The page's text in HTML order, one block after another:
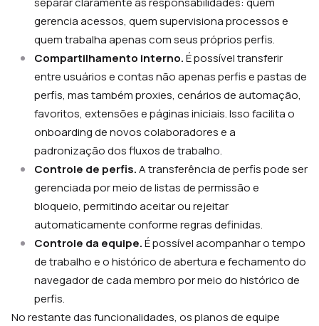
gerencia acessos, quem supervisiona processos e
quem trabalha apenas com seus próprios perfis.
Compartilhamento interno.É possível transferir
entre usuários e contas não apenas perfis e pastas de
perfis, mas também proxies, cenários de automação,
favoritos, extensões e páginas iniciais. Isso facilita o
onboarding de novos colaboradores e a
padronização dos fluxos de trabalho.
Controle de perfis.A transferência de perfis pode ser
gerenciada por meio de listas de permissão e
bloqueio, permitindo aceitar ou rejeitar
automaticamente conforme regras definidas.
Controle da equipe.É possível acompanhar o tempo
de trabalho e o histórico de abertura e fechamento do
navegador de cada membro por meio do histórico de
perfis.
No restante das funcionalidades, os planos de equipe